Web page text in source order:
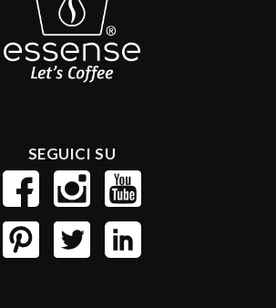
SEGUICI SU